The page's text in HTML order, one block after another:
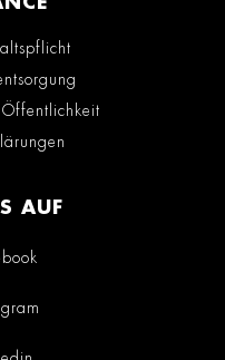
AUF